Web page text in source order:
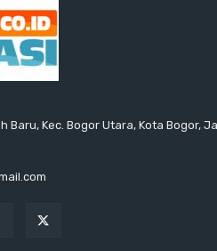
Baru, Kec. Bogor Utara, Kota Bogor,